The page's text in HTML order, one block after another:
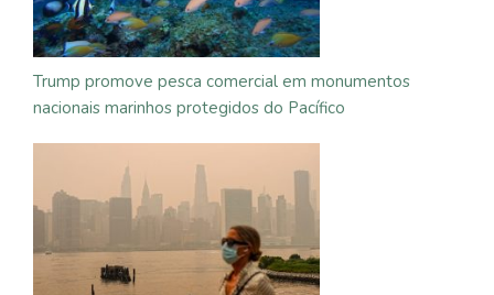
Trump promove pesca comercial em monumentos
nacionais marinhos protegidos do Pacífico